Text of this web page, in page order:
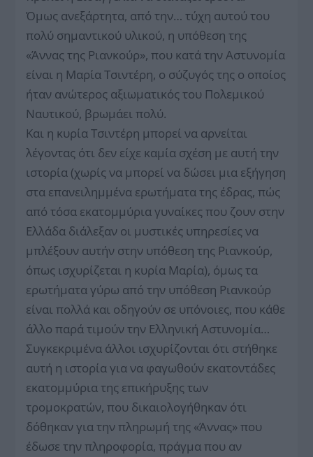
Όμως ανεξάρτητα, από την… τύχη αυτού του
πολύ σημαντικού υλικού, η υπόθεση της
«Άννας της Ριανκούρ», που κατά την Αστυνομία
είναι η Μαρία Τσιντέρη, ο σύζυγός της ο οποίος
ήταν ανώτερος αξιωματικός του Πολεμικού
Ναυτικού, βρωμάει πολύ.
Και η κυρία Τσιντέρη μπορεί να αρνείται
λέγοντας ότι δεν είχε καμία σχέση με αυτή την
ιστορία (χωρίς να μπορεί να δώσει μια εξήγηση
στα επανειλημμένα ερωτήματα της έδρας, πώς
από τόσα εκατομμύρια γυναίκες που ζουν στην
Ελλάδα διάλεξαν οι μυστικές υπηρεσίες να
μπλέξουν αυτήν στην υπόθεση της Ριανκούρ,
όπως ισχυρίζεται η κυρία Μαρία), όμως τα
ερωτήματα γύρω από την υπόθεση Ριανκούρ
είναι πολλά και οδηγούν σε υπόνοιες, που κάθε
άλλο παρά τιμούν την Ελληνική Αστυνομία…
Συγκεκριμένα άλλοι ισχυρίζονται ότι στήθηκε
αυτή η ιστορία για να φαγωθούν εκατοντάδες
εκατομμύρια της επικήρυξης των
τρομοκρατών, που δικαιολογήθηκαν ότι
δόθηκαν για την πληρωμή της «Άννας» που
έδωσε την πληροφορία, πράγμα που αν